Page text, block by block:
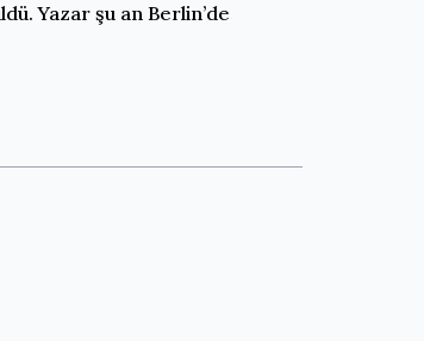
Yazar şu an Berlin’de